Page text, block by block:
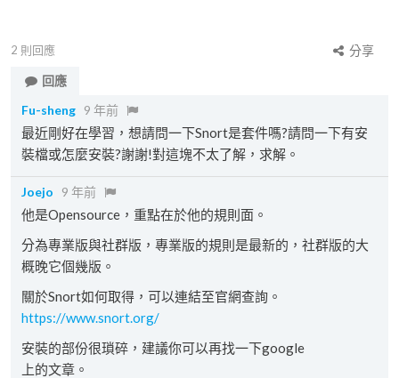
2 則回應
分享
回應
Fu-sheng 9 年前
最近剛好在學習，想請問一下Snort是套件嗎?請問一下有安
裝檔或怎麼安裝?謝謝!對這塊不太了解，求解。
Joejo 9 年前
他是Opensource，重點在於他的規則面。
分為專業版與社群版，專業版的規則是最新的，社群版的大
概晚它個幾版。
關於Snort如何取得，可以連結至官網查詢。
https://www.snort.org/
安裝的部份很瑣碎，建議你可以再找一下google
上的文章。